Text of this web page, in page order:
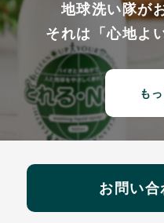
地球洗い隊が
それは「心地よ
も
お問い合